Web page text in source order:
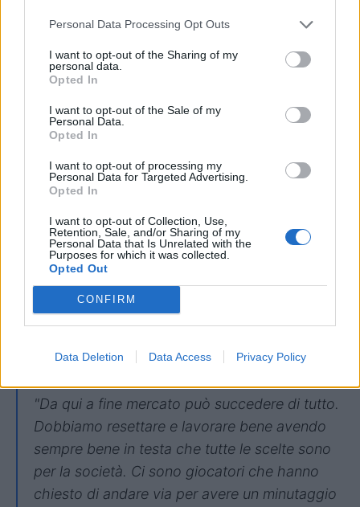
Personal Data Processing Opt Outs
I want to opt-out of the Sharing of my
personal data.
Opted In
I want to opt-out of the Sale of my
Personal Data.
Opted In
I want to opt-out of processing my
Personal Data for Targeted Advertising.
Opted In
I want to opt-out of Collection, Use,
Retention, Sale, and/or Sharing of my
Personal Data that Is Unrelated with the
Purposes for which it was collected.
Opted Out
CONFIRM
Data Deletion Data Access Privacy Policy
domani".
"Ritorniamo sempre sulle individualità. La cosa
importantissimo capire i valori importanti per
la società: quella voglia di avere una mentalità
di squadra, giocare per i compagni sono
dettagli importantissimi. Per questo mi piace
parlare più di squadra che di individualità.
Preferisco parlare più di 'noi' che di 'io'. Per
restare in A dobbiamo avere questa mentalità
"Da qui a fine mercato può succedere di tutto.
Dobbiamo resettare e lavorare bene avendo
sempre bene in testa che tutte le scelte sono
per la società. Ci sono giocatori che hanno
chiesto di andare via per avere un minutaggio